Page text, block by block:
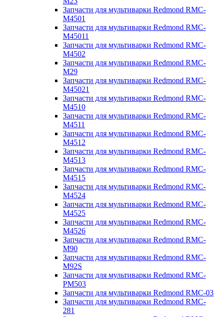
Запчасти для мультиварки Redmond RMC-
M4501
Запчасти для мультиварки Redmond RMC-
M45011
Запчасти для мультиварки Redmond RMC-
M4502
Запчасти для мультиварки Redmond RMC-
M29
Запчасти для мультиварки Redmond RMC-
M45021
Запчасти для мультиварки Redmond RMC-
M4510
Запчасти для мультиварки Redmond RMC-
M4511
Запчасти для мультиварки Redmond RMC-
M4512
Запчасти для мультиварки Redmond RMC-
M4513
Запчасти для мультиварки Redmond RMC-
M4515
Запчасти для мультиварки Redmond RMC-
M4524
Запчасти для мультиварки Redmond RMC-
M4525
Запчасти для мультиварки Redmond RMC-
M4526
Запчасти для мультиварки Redmond RMC-
M90
Запчасти для мультиварки Redmond RMC-
M92S
Запчасти для мультиварки Redmond RMC-
PM503
Запчасти для мультиварки Redmond RMC-03
Запчасти для мультиварки Redmond RMC-
281